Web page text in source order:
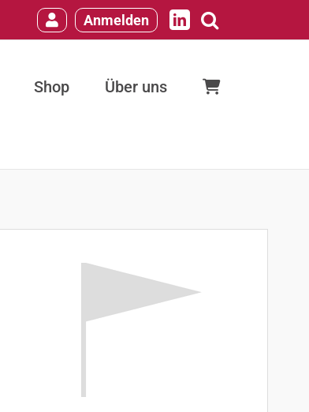
Anmelden LinkedIn
Shop Über uns